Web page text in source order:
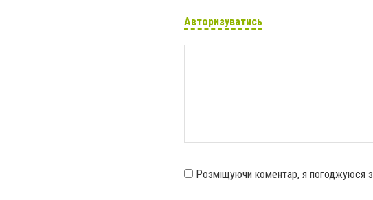
Авторизуватись
Розміщуючи коментар, я погоджуюся з